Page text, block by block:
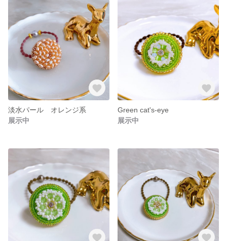
淡水パール オレンジ系
展示中
Green cat's-eye
展示中